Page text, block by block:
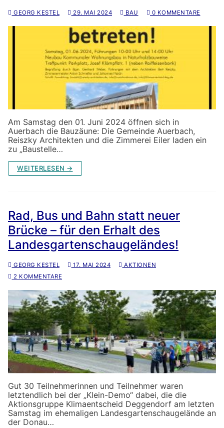
GEORG KESTEL 29. MAI 2024 BAU 0 KOMMENTARE
Am Samstag den 01. Juni 2024 öffnen sich in
Auerbach die Bauzäune: Die Gemeinde Auerbach,
Reiszky Architekten und die Zimmerei Eiler laden ein
zu „Baustelle…
WEITERLESEN →
Rad, Bus und Bahn statt neuer
Brücke – für den Erhalt des
Landesgartenschaugeländes!
GEORG KESTEL 17. MAI 2024
AKTIONEN
2 KOMMENTARE
Gut 30 Teilnehmerinnen und Teilnehmer waren
letztendlich bei der „Klein-Demo“ dabei, die die
Aktionsgruppe Klimaentscheid Deggendorf am letzten
Samstag im ehemaligen Landesgartenschaugelände an
der Donau…